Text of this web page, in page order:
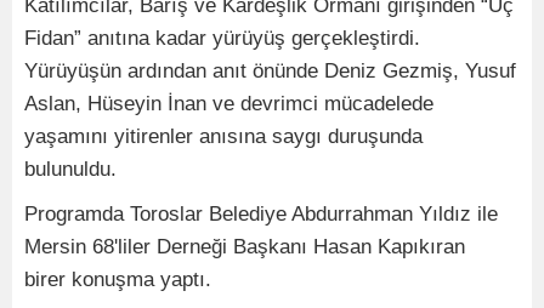
Katılımcılar, Barış ve Kardeşlik Ormanı girişinden “Üç
Fidan” anıtına kadar yürüyüş gerçekleştirdi.
Yürüyüşün ardından anıt önünde Deniz Gezmiş, Yusuf
Aslan, Hüseyin İnan ve devrimci mücadelede
yaşamını yitirenler anısına saygı duruşunda
bulunuldu.
Programda Toroslar Belediye Abdurrahman Yıldız ile
Mersin 68'liler Derneği Başkanı Hasan Kapıkıran
birer konuşma yaptı.